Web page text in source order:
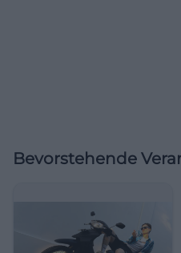
Bevorstehende